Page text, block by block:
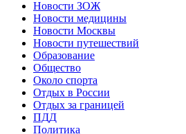
Новости ЗОЖ
Новости медицины
Новости Москвы
Новости путешествий
Образование
Общество
Около спорта
Отдых в России
Отдых за границей
ПДД
Политика